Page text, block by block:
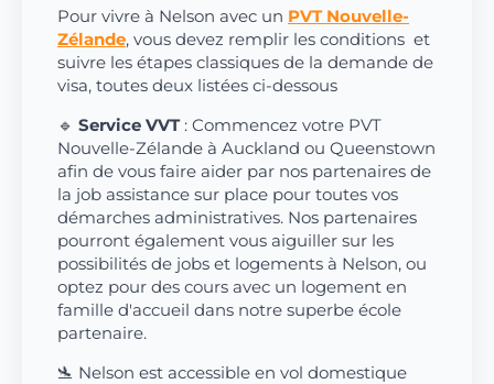
Pour vivre à Nelson avec un PVT Nouvelle-
Zélande, vous devez remplir les conditions et
suivre les étapes classiques de la demande de
visa, toutes deux listées ci-dessous
🔹 Service VVT: Commencez votre PVT
Nouvelle-Zélande à Auckland ou Queenstown
afin de vous faire aider par nos partenaires de
la job assistance sur place pour toutes vos
démarches administratives. Nos partenaires
pourront également vous aiguiller sur les
possibilités de jobs et logements à Nelson, ou
optez pour des cours avec un logement en
famille d'accueil dans notre superbe école
partenaire.
🛬 Nelson est accessible en vol domestique